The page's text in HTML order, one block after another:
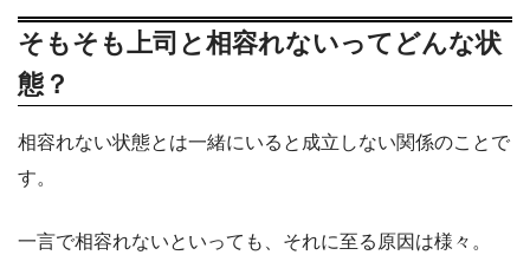
そもそも上司と相容れないってどんな状
態？
相容れない状態とは一緒にいると成立しない関係のことで
す。
一言で相容れないといっても、それに至る原因は様々。